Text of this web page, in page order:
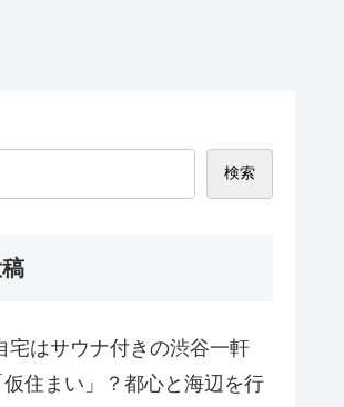
検索
宅はサウナ付きの渋谷一軒
住まい」？都心と海辺を行